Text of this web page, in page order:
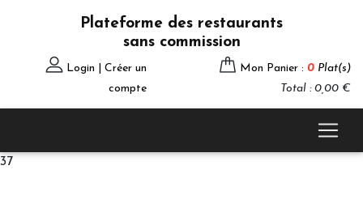
Plateforme des restaurants
sans commission
Login | Créer un
compte
Mon Panier : 0 Plat(s)
Total : 0,00 €
37